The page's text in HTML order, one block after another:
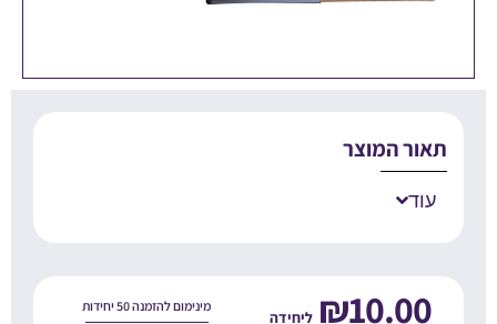
המוצר
₪10.00
מינימום להזמנה 50 יחידות